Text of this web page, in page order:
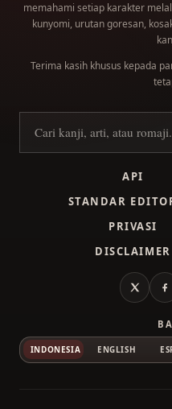
memahami setiap karakter
kunyomi, urutan goresan,
Terima kasih khusus kepada
Cari kanji
API
STANDAR
PRIVASI
DISCLAIMER
X
INDONESIA ENGLISH